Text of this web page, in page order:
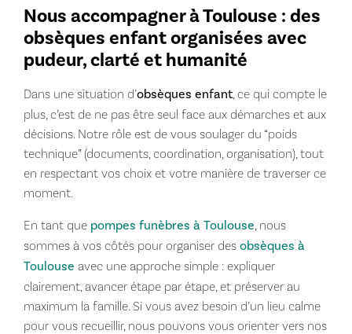
Nous accompagner à Toulouse : des
obsèques enfant organisées avec
pudeur, clarté et humanité
Dans une situation d’obsèques enfant, ce qui compte le
plus, c’est de ne pas être seul face aux démarches et aux
décisions. Notre rôle est de vous soulager du “poids
technique” (documents, coordination, organisation), tout
en respectant vos choix et votre manière de traverser ce
moment.
En tant que pompes funèbres à Toulouse , nous
sommes à vos côtés pour organiser des obsèques à
Toulouse avec une approche simple : expliquer
clairement, avancer étape par étape, et préserver au
maximum la famille. Si vous avez besoin d’un lieu calme
pour vous recueillir, nous pouvons vous orienter vers nos